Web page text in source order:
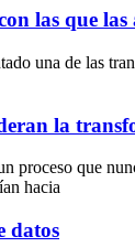
las que
una de las
la
proceso que
hacia
datos